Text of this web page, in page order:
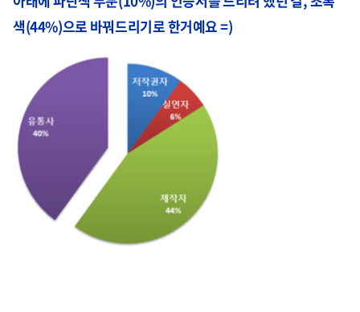
색(44%)으로 바꿔드리기로 한거예요 =)